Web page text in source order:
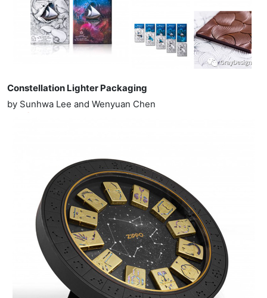
Constellation Lighter Packaging
by Sunhwa Lee and Wenyuan Chen